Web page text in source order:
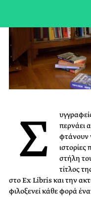
Σ
περνάει
φτάνουν
στήλη
τίτλος
στο Ex Libris και την
φιλοξενεί κάθε φορά